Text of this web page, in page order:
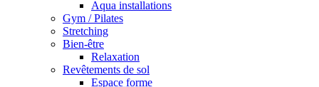
Aqua installations
Gym / Pilates
Stretching
Bien-être
Relaxation
Revêtements de sol
Espace forme